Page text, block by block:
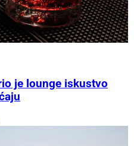
je lounge iskustvo